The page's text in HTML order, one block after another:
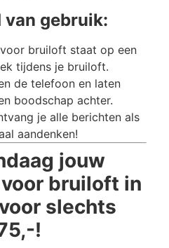
van gebruik:
bruiloft staat op een
tijdens je bruiloft.
de telefoon en laten
boodschap achter.
je alle berichten als
aandenken!
jouw
bruiloft in
slechts
!